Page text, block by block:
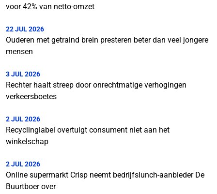
voor 42% van netto-omzet
22 JUL 2026
Ouderen met getraind brein presteren beter dan veel jongere
mensen
3 JUL 2026
Rechter haalt streep door onrechtmatige verhogingen
verkeersboetes
2 JUL 2026
Recyclinglabel overtuigt consument niet aan het
winkelschap
2 JUL 2026
Online supermarkt Crisp neemt bedrijfslunch-aanbieder De
Buurtboer over